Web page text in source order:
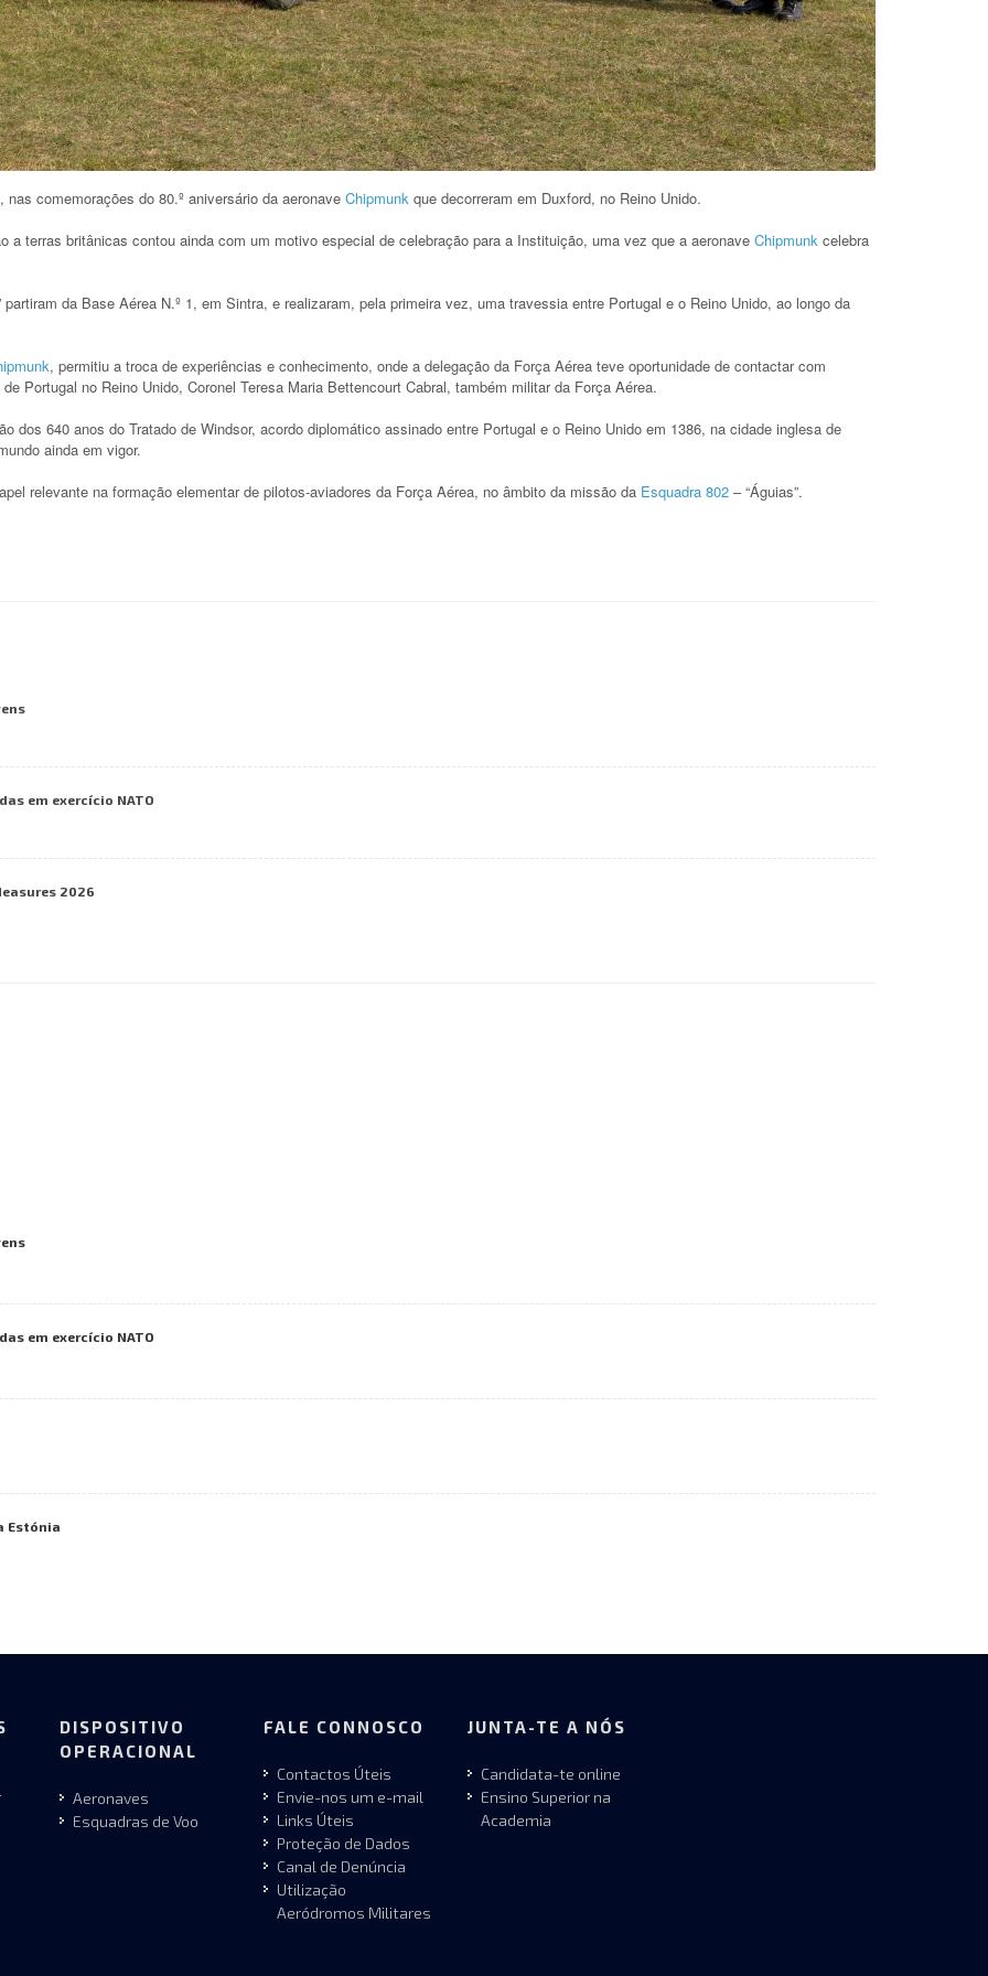
comemorações do 80.º aniversário da aeronave Chipmunk que decorreram em Duxford, no Reino Unido.
a terras britânicas contou ainda com um motivo especial de celebração para a Instituição, uma vez que a aeronave Chipmunk celebra
partiram da Base Aérea N.º 1, em Sintra, e realizaram, pela primeira vez, uma travessia entre Portugal e o Reino Unido, ao longo da
, permitiu a troca de experiências e conhecimento, onde a delegação da Força Aérea teve oportunidade de contactar com
Portugal no Reino Unido, Coronel Teresa Maria Bettencourt Cabral, também militar da Força Aérea.
dos 640 anos do Tratado de Windsor, acordo diplomático assinado entre Portugal e o Reino Unido em 1386, na cidade inglesa de
ainda em vigor.
relevante na formação elementar de pilotos-aviadores da Força Aérea, no âmbito da missão da Esquadra 802 – “Águias”.
em exercício NATO
2026
em exercício NATO
Estónia
DISPOSITIVO
OPERACIONAL
Aeronaves
Esquadras de Voo
FALE CONNOSCO
Contactos Úteis
Envie-nos um e-mail
Links Úteis
Proteção de Dados
Canal de Denúncia
Utilização
Aeródromos Militares
JUNTA-TE A NÓS
Candidata-te online
Ensino Superior na
Academia